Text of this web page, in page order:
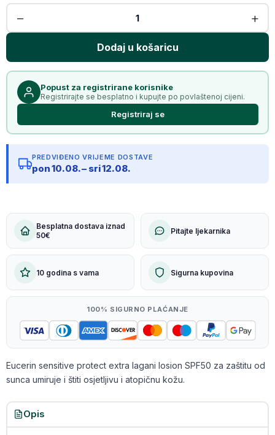
Popust za registrirane korisnike
Registrirajte se besplatno i kupujte po povlaštenoj cijeni.
Registriraj se
PREDVIĐENO VRIJEME DOSTAVE
pon 10.08. – sri 12.08.
Besplatna dostava iznad
50€
Pitajte ljekarnika
10 godina s vama Sigurna kupovina
100% SIGURNO PLAĆANJE
Eucerin sensitive protect extra lagani losion SPF50 za zaštitu od
sunca umiruje i štiti osjetljivu i atopičnu kožu.
Opis